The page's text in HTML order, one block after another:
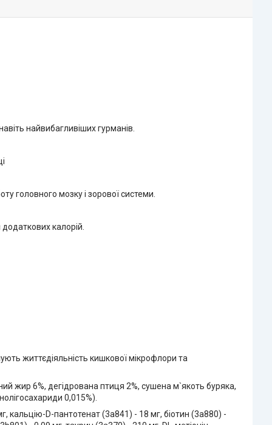
найвибагливіших гурманів.
головного мозку і зорової системи.
калорій.
життєдіяльність кишкової мікрофлори та
жир 6%, дегідрована птиця 2%, сушена м`якоть буряка,
0,015%).
кальцію-D-пантотенат (3а841) - 18 мг, біотин (3а880) -